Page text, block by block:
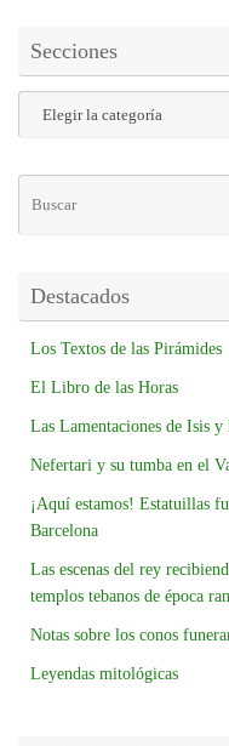
Secciones
Destacados
Los Textos de las Pirámides
El Libro de las Horas
Las Lamentaciones de Isis y
Nefertari y su tumba en el
¡Aquí estamos! Estatuillas
Barcelona
Las escenas del rey
templos tebanos de época
Notas sobre los conos
Leyendas mitológicas